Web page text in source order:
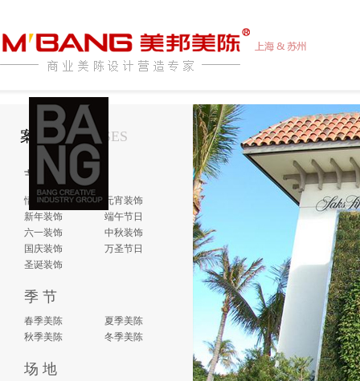
案例介绍 CASES
节 日
情人节日
元宵装饰
新年装饰
端午节日
六一装饰
中秋装饰
国庆装饰
万圣节日
圣诞装饰
季 节
春季美陈
夏季美陈
秋季美陈
冬季美陈
场 地